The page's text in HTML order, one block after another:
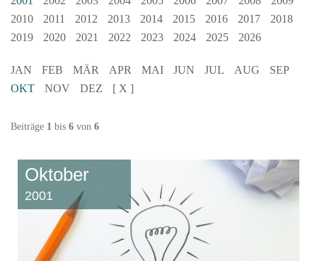
2010
2011 2012 2013 2014 2015 2016 2017
2018
2019
2020 2021 2022 2023 2024 2025 2026
JAN FEB MÄR APR MAI JUN JUL AUG
SEP
OKT
NOV DEZ [ X ]
Beiträge 1 bis 6 von 6
Oktober
2001